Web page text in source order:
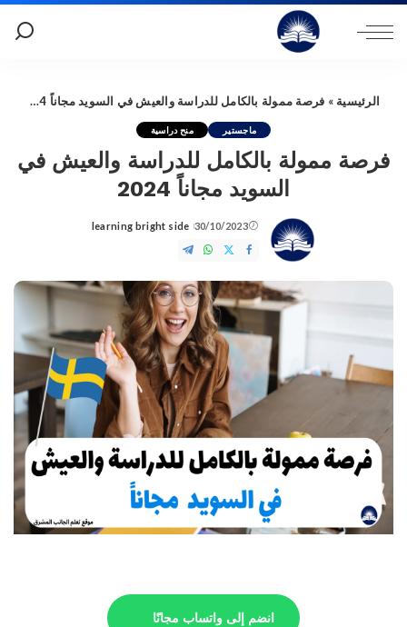
الرئيسية » فرصة ممولة بالكامل للدراسة والعيش في السويد مجاناً 2024
ماجستير منح دراسية
فرصة ممولة بالكامل للدراسة والعيش في
السويد مجاناً 2024
30/10/2023
Posted
by
learning bright side
انضم إلى واتساب مجانًا